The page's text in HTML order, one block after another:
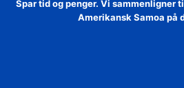
Spar tid og penger. Vi sammenligner
Amerikansk Samoa på